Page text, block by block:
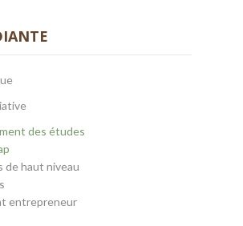
des études
de haut niveau
entrepreneur